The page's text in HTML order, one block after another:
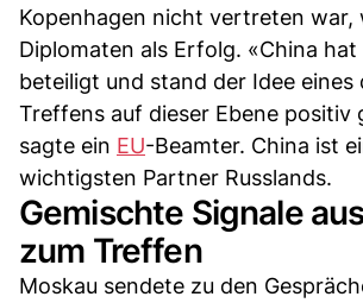
Kopenhagen nicht vertreten war,
Diplomaten als Erfolg. «China
beteiligt und stand der Idee eines
Treffens auf dieser Ebene positiv
sagte ein EU-Beamter. China ist
wichtigsten Partner Russlands.
Gemischte Signale
zum Treffen
Moskau sendete zu den